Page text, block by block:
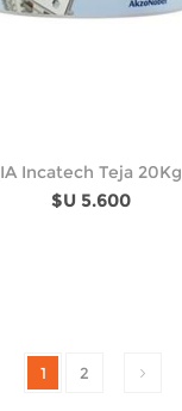
IA Incatech Teja 20Kg
$U 5.600
1 2